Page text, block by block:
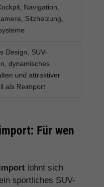
Navigation,
Sitzheizung,
Design, SUV-
dynamisches
und attraktiver
als Reimport
Für wen
lohnt sich
sportliches SUV-